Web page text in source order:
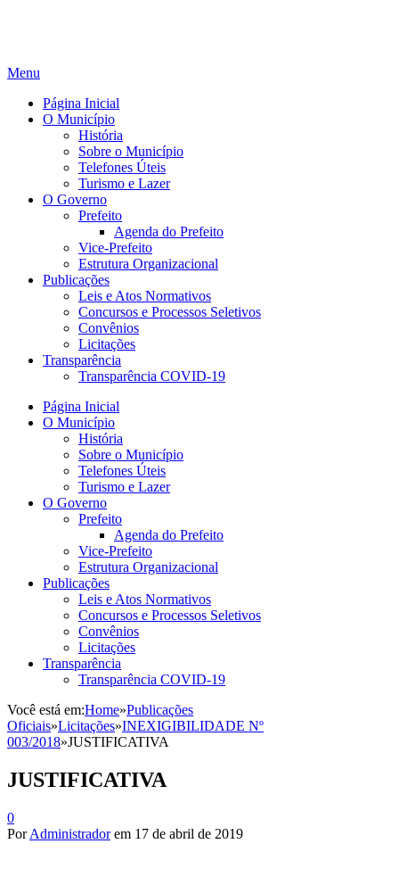
Menu
Página Inicial
O Município
História
Sobre o Município
Telefones Úteis
Turismo e Lazer
O Governo
Prefeito
Agenda do Prefeito
Vice-Prefeito
Estrutura Organizacional
Publicações
Leis e Atos Normativos
Concursos e Processos Seletivos
Convênios
Licitações
Transparência
Transparência COVID-19
Página Inicial
O Município
História
Sobre o Município
Telefones Úteis
Turismo e Lazer
O Governo
Prefeito
Agenda do Prefeito
Vice-Prefeito
Estrutura Organizacional
Publicações
Leis e Atos Normativos
Concursos e Processos Seletivos
Convênios
Licitações
Transparência
Transparência COVID-19
Você está em:Home»Publicações
Oficiais»Licitações»INEXIGIBILIDADE Nº
003/2018»JUSTIFICATIVA
JUSTIFICATIVA
0
PorAdministrador em 17 de abril de 2019